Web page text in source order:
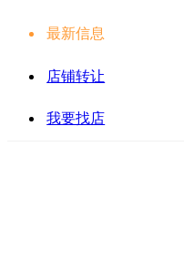
最新信息
店铺转让
我要找店